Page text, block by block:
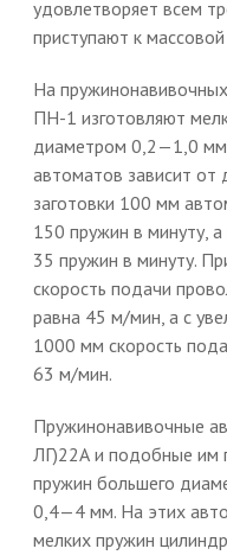
удовлетворяет всем
приступают к
На
ПН-1 изготовляют
диаметром 0,2—1,0
автоматов зависит от
заготовки 100 мм
150 пружин в минуту,
35 пружин в минуту.
скорость подачи
равна 45 м/мин, а с
1000 мм скорость
63 м/мин.
Пружинонавивочные
ЛГ)22А и подобные им
пружин большего
0,4—4 мм. На этих
мелких пружин